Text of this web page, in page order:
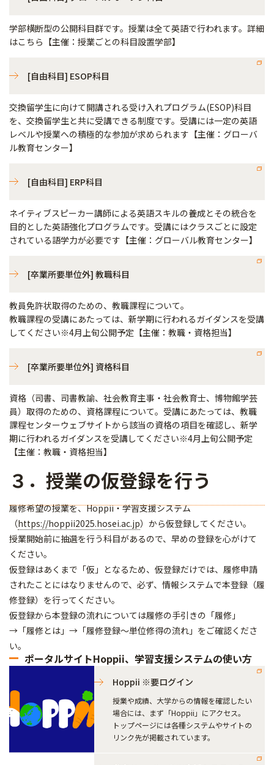
学部横断型の公開科目群です。授業は全て英語で行われます。詳細
はこちら【主催：授業ごとの科目設置学部】
[自由科目] ESOP科目
交換留学生に向けて開講される受け入れプログラム(ESOP)科目
を、交換留学生と共に受講できる制度です。受講には一定の英語
レベルや授業への積極的な参加が求められます【主催：グローバ
ル教育センター】
[自由科目] ERP科目
ネイティブスピーカー講師による英語スキルの養成とその統合を
目的とした英語強化プログラムです。受講にはクラスごとに設定
されている語学力が必要です【主催：グローバル教育センター】
[卒業所要単位外] 教職科目
教員免許状取得のための、教職課程について。
教職課程の受講にあたっては、新学期に行われるガイダンスを受講
してください※4月上旬公開予定【主催：教職・資格担当】
[卒業所要単位外] 資格科目
資格（司書、司書教諭、社会教育主事・社会教育士、博物館学芸
員）取得のための、資格課程について。受講にあたっては、教職
課程センターウェブサイトから該当の資格の項目を確認し、新学
期に行われるガイダンスを受講してください※4月上旬公開予定
【主催：教職・資格担当】
３．授業の仮登録を行う
履修希望の授業を、Hoppii・学習支援システム
（https://hoppii2025.hosei.ac.jp）から仮登録してください。
授業開始前に抽選を行う科目があるので、早めの登録を心がけて
ください。
仮登録はあくまで「仮」となるため、仮登録だけでは、履修申請
されたことにはなりませんので、必ず、情報システムで本登録（履
修登録）を行ってください。
仮登録から本登録の流れについては履修の手引きの「履修」
→「履修とは」→「履修登録～単位修得の流れ」をご確認くださ
い。
ポータルサイトHoppii、学習支援システムの使い方
Hoppii ※要ログイン
授業や成績、大学からの情報を確認したい
場合には、まず「Hoppii」にアクセス。
トップページには各種システムやサイトの
リンク先が掲載されています。